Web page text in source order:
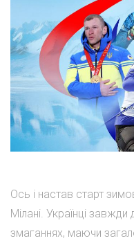
Ось і настав старт
Мілані. Українці
змаганнях, маючи